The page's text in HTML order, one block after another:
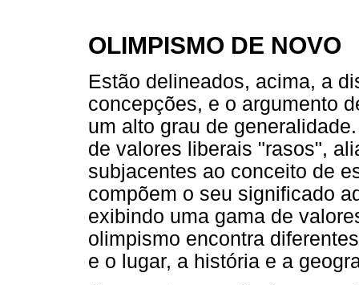
OLIMPISMO DE NOVO
Estão delineados, acima, a
concepções, e o argumento
um alto grau de
de valores liberais "rasos",
subjacentes ao conceito de
compõem o seu significado
exibindo uma gama de
olimpismo encontra
e o lugar, a história e a